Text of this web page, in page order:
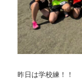
昨日は学校練！！